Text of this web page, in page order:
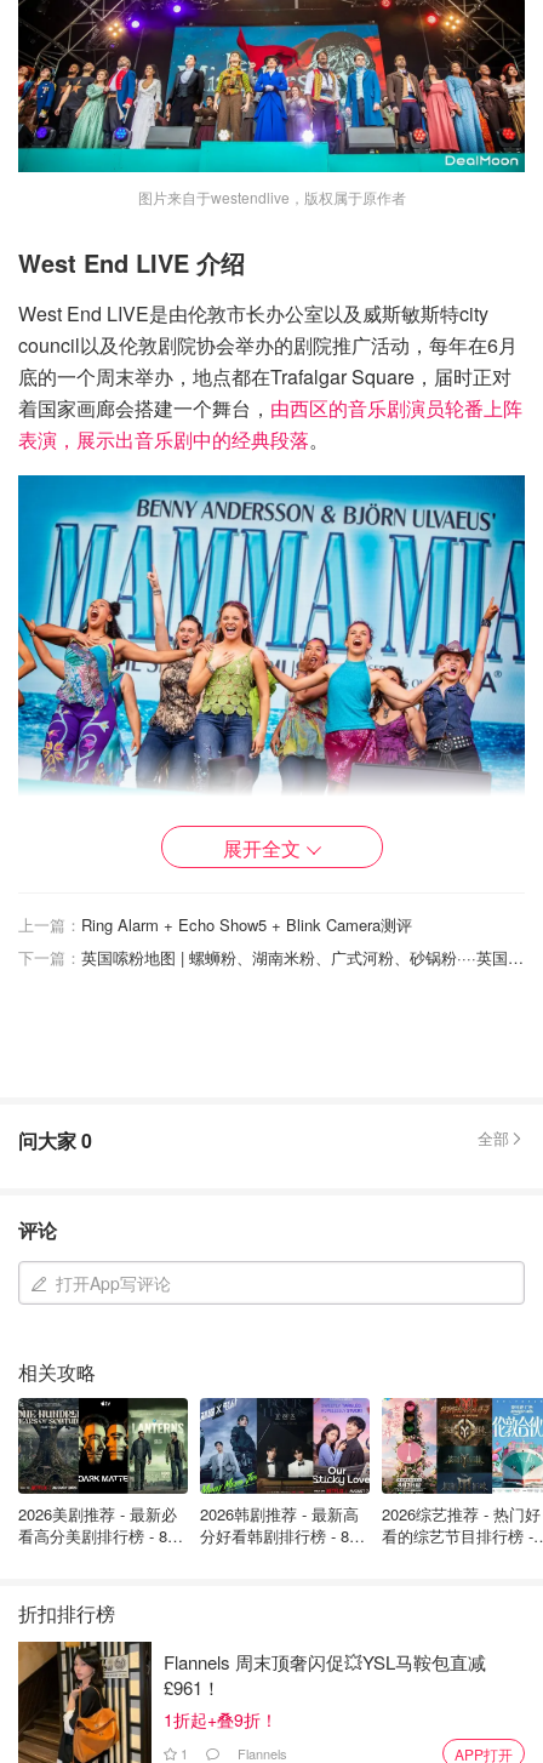
图片来自于westendlive，版权属于原作者
West End LIVE 介绍
West End LIVE是由伦敦市长办公室以及威斯敏斯特city
council以及伦敦剧院协会举办的剧院推广活动，每年在6月
底的一个周末举办，地点都在Trafalgar Square，届时正对
着国家画廊会搭建一个舞台， 由西区的音乐剧演员轮番上阵
表演，展示出音乐剧中的经典段落。
图片来自于westendlive ，版权属于原作者
更佳的视觉享受还是一定要去剧院中看呀！West End LIVE
主要是令大家了解一下各个音乐剧的风格，说不定看到之后
最近地铁站：
价格：
官方网站
图片来自于westendlive ，版权属于原作者
不过由于是免费活动，大家可要做好人山人海的准备，虽然
展开全文
上一篇： Ring Alarm + Echo Show5 + Blink Camera测评
下一篇：
英国嗦粉地图 | 螺蛳粉、湖南米粉、广式河粉、砂锅粉····英国最好吃的粉都在这！
问大家0 全部
评论
打开App写评论
相关攻略
2026美剧推荐 - 最新必
看高分美剧排行榜 - 8月
2026韩剧推荐 - 最新高
分好看韩剧排行榜 - 8月
2026综艺推荐 - 热门好
看的综艺节目排行榜 -
折扣排行榜
Flannels 周末顶奢闪促💥YSL马鞍包直减
£961！
1折起+叠9折！
1 Flannels APP打开